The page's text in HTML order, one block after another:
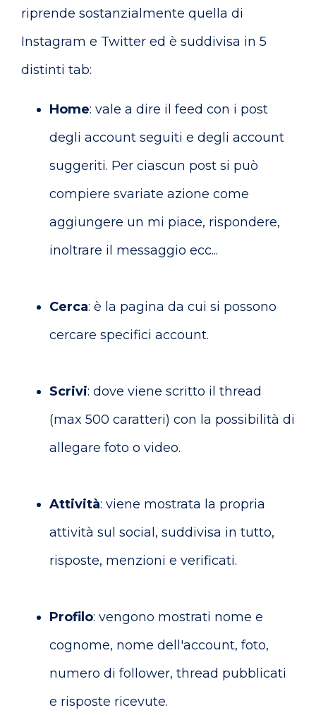
riprende sostanzialmente quella di
Instagram e Twitter ed è suddivisa in 5
distinti tab:
Home: vale a dire il feed con i post
degli account seguiti e degli account
suggeriti. Per ciascun post si può
compiere svariate azione come
aggiungere un mi piace, rispondere,
inoltrare il messaggio ecc...
Cerca: è la pagina da cui si possono
cercare specifici account.
Scrivi: dove viene scritto il thread
(max 500 caratteri) con la possibilità di
allegare foto o video.
Attività: viene mostrata la propria
attività sul social, suddivisa in tutto,
risposte, menzioni e verificati.
Profilo: vengono mostrati nome e
cognome, nome dell'account, foto,
numero di follower, thread pubblicati
e risposte ricevute.